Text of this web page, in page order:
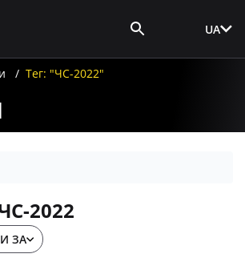
UA
Тег: "ЧС-2022"
2022
ЗА